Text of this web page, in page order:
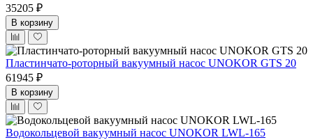
35205 ₽
В корзину
Пластинчато-роторный вакуумный насос UNOKOR GTS 20
61945 ₽
В корзину
Водокольцевой вакуумный насос UNOKOR LWL-165